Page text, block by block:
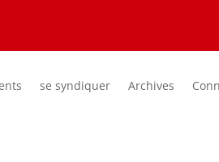
se syndiquer Archives